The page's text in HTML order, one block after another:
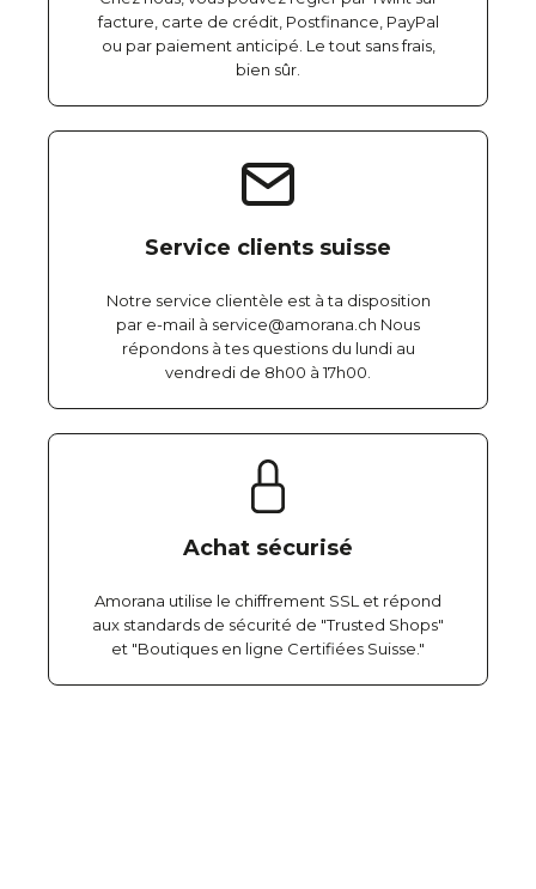
facture, carte de crédit, Postfinance, PayPal
ou par paiement anticipé. Le tout sans frais,
bien sûr.
Service clients suisse
Notre service clientèle est à ta disposition
par e-mail à service@amorana.ch Nous
répondons à tes questions du lundi au
vendredi de 8h00 à 17h00.
Achat sécurisé
Amorana utilise le chiffrement SSL et répond
aux standards de sécurité de "Trusted Shops"
et "Boutiques en ligne Certifiées Suisse."